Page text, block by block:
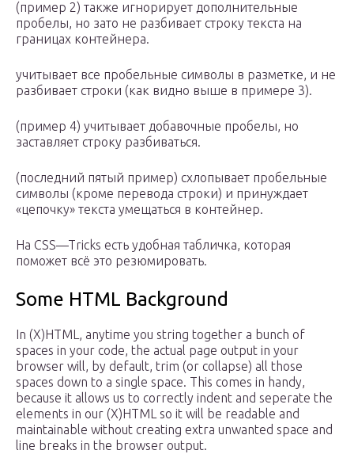
(пример 2) также игнорирует дополнительные
пробелы, но зато не разбивает строку текста на
границах контейнера.
учитывает все пробельные символы в разметке, и не
разбивает строки (как видно выше в примере 3).
(пример 4) учитывает добавочные пробелы, но
заставляет строку разбиваться.
(последний пятый пример) схлопывает пробельные
символы (кроме перевода строки) и принуждает
«цепочку» текста умещаться в контейнер.
На CSS—Tricks есть удобная табличка, которая
поможет всё это резюмировать.
Some HTML Background
In (X)HTML, anytime you string together a bunch of
spaces in your code, the actual page output in your
browser will, by default, trim (or collapse) all those
spaces down to a single space. This comes in handy,
because it allows us to correctly indent and seperate the
elements in our (X)HTML so it will be readable and
maintainable without creating extra unwanted space and
line breaks in the browser output.